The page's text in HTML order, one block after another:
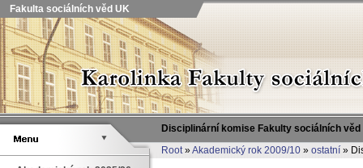
Fakulta sociálních věd UK
Disciplinární komise Fakulty sociálních věd
Root»Akademický rok 2009/10 » ostatní »